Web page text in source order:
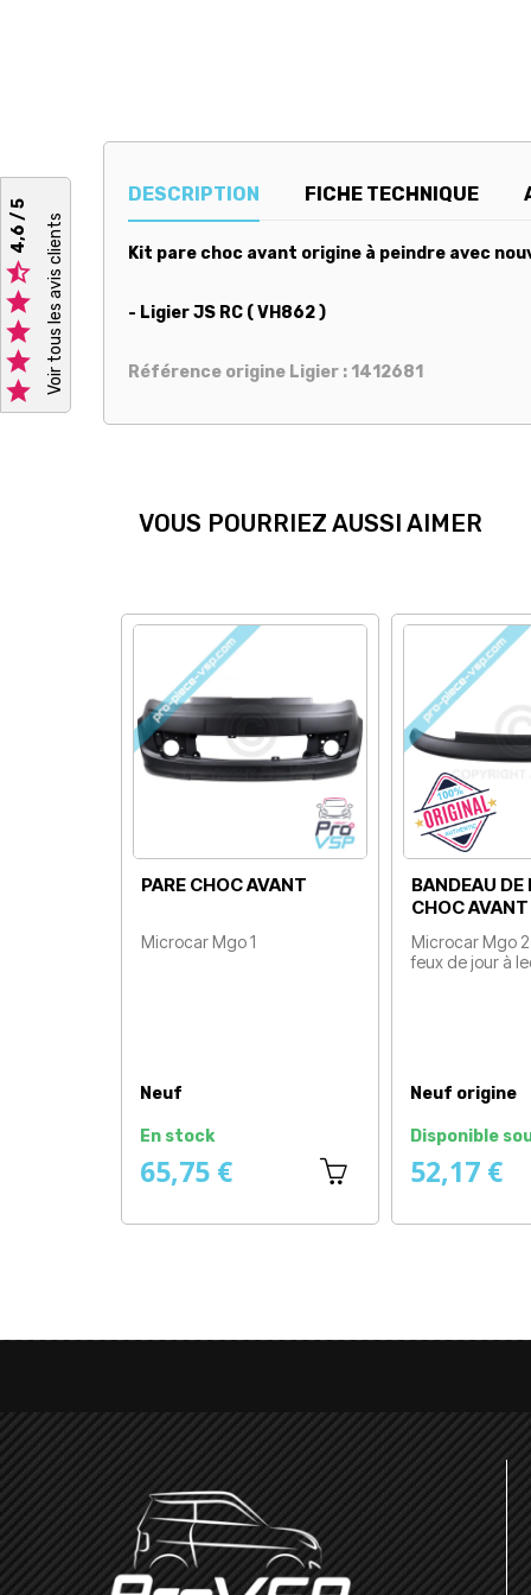





4,6 / 5 Voir tous les avis clients
DESCRIPTION FICHE TECHNIQUE
Kit pare choc avant origine à peindre avec
- Ligier JS RC ( VH862 )
Référence origine Ligier : 1412681
VOUS POURRIEZ AUSSI AIMER
PARE CHOC AVANT
Microcar Mgo 1
Neuf
En stock
65,75 €
BANDEAU DE
CHOC AVANT
Microcar Mgo 2
feux de jour à
Neuf origine
Disponible
52,17 €